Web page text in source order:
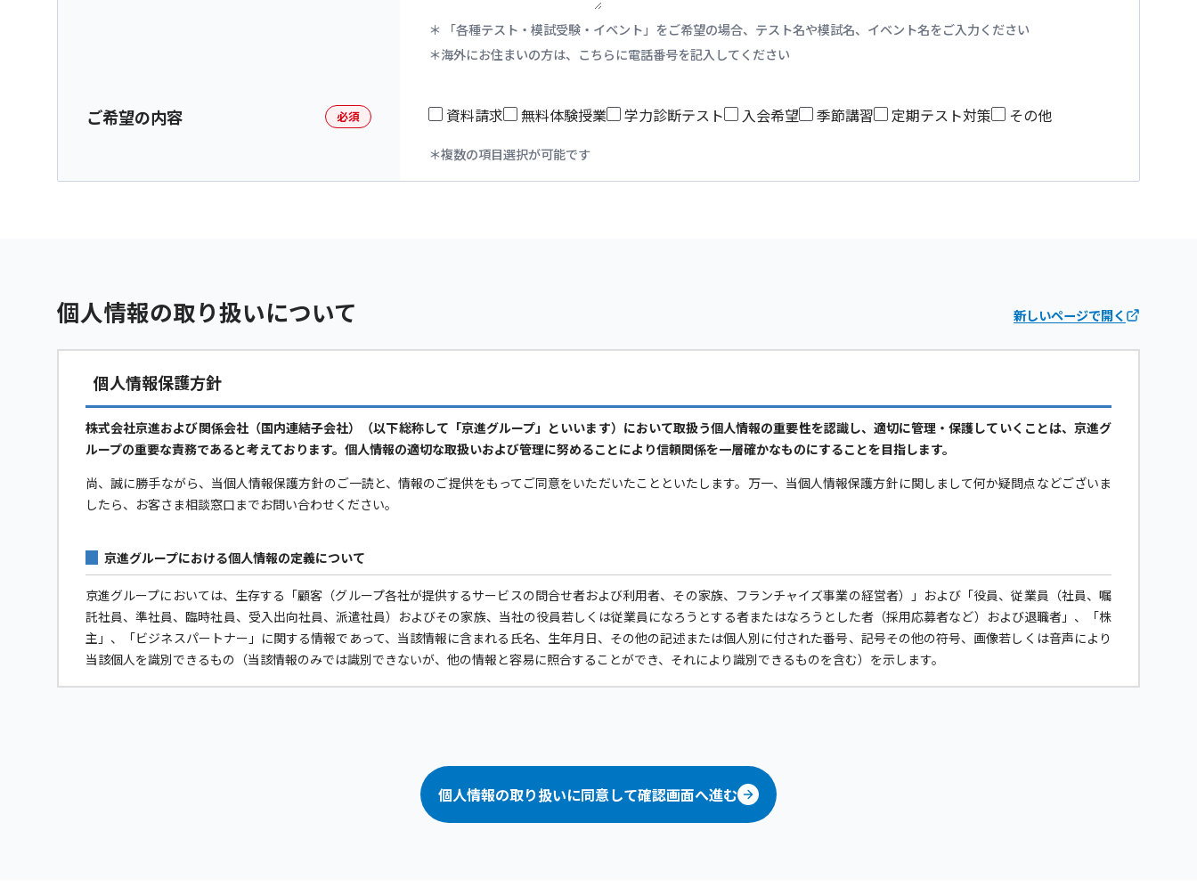
「各種テスト・模試受験・イベント」をご希望の場合、テスト名や模試名、イベント名をご入力ください
海外にお住まいの方は、こちらに電話番号を記入してください
ご希望の内容 必須 資料請求 無料体験授業 学力診断テスト 入会希望 季節講習 定期テスト対策 その他
複数の項目選択が可能です
個人情報の取り扱いについて 新しいページで開く
個人情報保護方針
株式会社京進および関係会社（国内連結子会社）（以下総称して「京進グループ」といいます）において取扱う個人情報の重要性を認識し、適切に管理・保護していくことは、京進グ
ループの重要な責務であると考えております。個人情報の適切な取扱いおよび管理に努めることにより信頼関係を一層確かなものにすることを目指します。
尚、誠に勝手ながら、当個人情報保護方針のご一読と、情報のご提供をもってご同意をいただいたことといたします。万一、当個人情報保護方針に関しまして何か疑問点などございま
したら、お客さま相談窓口までお問い合わせください。
京進グループにおける個人情報の定義について
京進グループにおいては、生存する「顧客（グループ各社が提供するサービスの問合せ者および利用者、その家族、フランチャイズ事業の経営者）」および「役員、従業員（社員、嘱
託社員、準社員、臨時社員、受入出向社員、派遣社員）およびその家族、当社の役員若しくは従業員になろうとする者またはなろうとした者（採用応募者など）および退職者」、「株
主」、「ビジネスパートナー」に関する情報であって、当該情報に含まれる氏名、生年月日、その他の記述または個人別に付された番号、記号その他の符号、画像若しくは音声により
当該個人を識別できるもの（当該情報のみでは識別できないが、他の情報と容易に照合することができ、それにより識別できるものを含む）を示します。
京進グループは個人データへの不正アクセス、個人情報の紛失、破壊、改ざんおよび漏洩などの予防並びに是正を行うために、個人情報保護計画の継続的な見直しと改善を行うとと
もに、個人情報の取扱いに関する規程やマニュアルを設け、常に個人データの取扱い方法および管理方法をより良いものにすべく取り組んでいきます。
個人情報の取り扱いに同意して確認画面へ進む